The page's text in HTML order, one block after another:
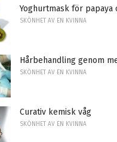
Yoghurtmask för papaya
SKÖNHET AV EN KVINNA
Hårbehandling genom
SKÖNHET AV EN KVINNA
Curativ kemisk våg
SKÖNHET AV EN KVINNA